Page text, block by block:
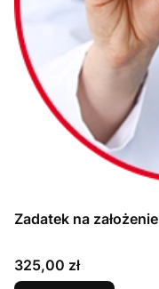
Zadatek na
Cena
325,00 zł